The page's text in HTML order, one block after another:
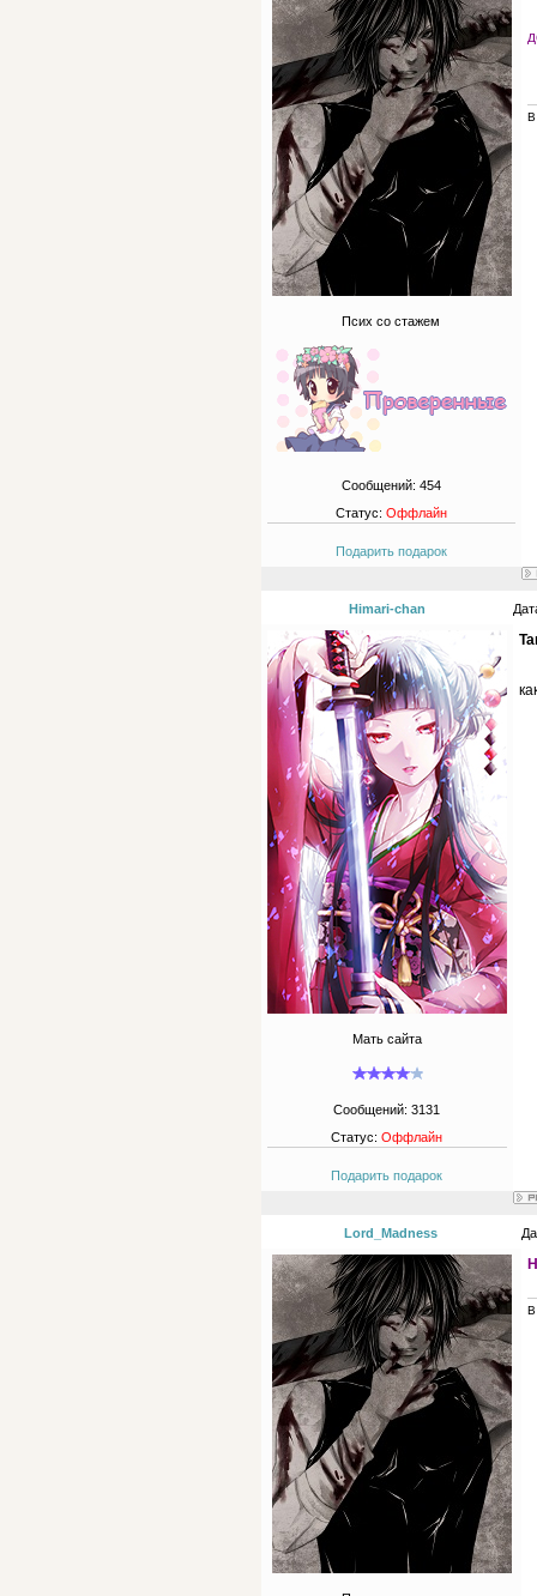
Псих со стажем
Сообщений: 454
Статус: Оффлайн
Подарить подарок
В
Himari-chan
Мать сайта
Сообщений:3131
Статус:Оффлайн
Подарить подарок
Lord_Madness
В